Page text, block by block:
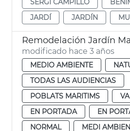
JARDÍ
JARDÍN
modificado hace 3 años
MEDIO AMBIENTE
TODAS LAS AUDIENCIAS
POBLATS MARITIMS
EN PORTADA
EN
NORMAL
MEDI